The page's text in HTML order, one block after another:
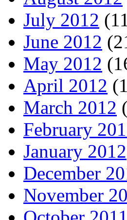
July 2012
June 2012
May 2012
April 2012
March 2012
February
January 2012
December
November